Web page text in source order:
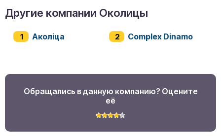
Другие компании Околицы
Аколiца Complex Dinamo
Обращались в данную компанию? Оцените
её